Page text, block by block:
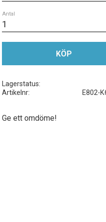
Antal
KÖP
Lagerstatus
Artikelnr
E802-
Ge ett omdöme!